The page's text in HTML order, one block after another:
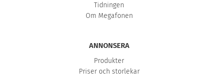
Tidningen
Om Megafonen
ANNONSERA
Produkter
Priser och storlekar